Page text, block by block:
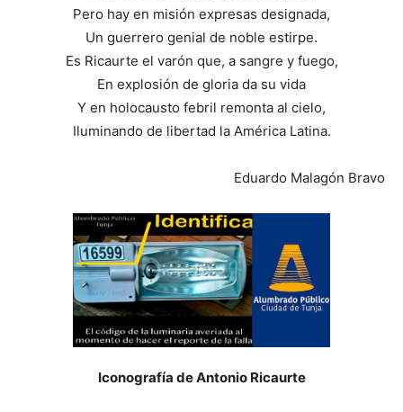
Pero hay en misión expresas designada,
Un guerrero genial de noble estirpe.
Es Ricaurte el varón que, a sangre y fuego,
En explosión de gloria da su vida
Y en holocausto febril remonta al cielo,
Iluminando de libertad la América Latina.
Eduardo Malagón Bravo
Iconografía de Antonio Ricaurte